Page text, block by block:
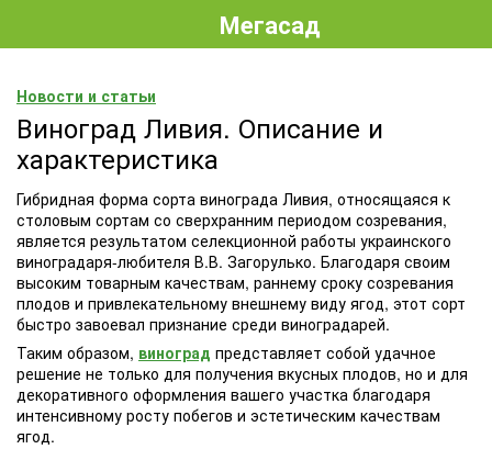
Мегасад
Новости и статьи
Виноград Ливия. Описание и
характеристика
Гибридная форма сорта винограда Ливия, относящаяся к
столовым сортам со сверхранним периодом созревания,
является результатом селекционной работы украинского
виноградаря-любителя В.В. Загорулько. Благодаря своим
высоким товарным качествам, раннему сроку созревания
плодов и привлекательному внешнему виду ягод, этот сорт
быстро завоевал признание среди виноградарей.
Таким образом, виноград представляет собой удачное
решение не только для получения вкусных плодов, но и для
декоративного оформления вашего участка благодаря
интенсивному росту побегов и эстетическим качествам
ягод.